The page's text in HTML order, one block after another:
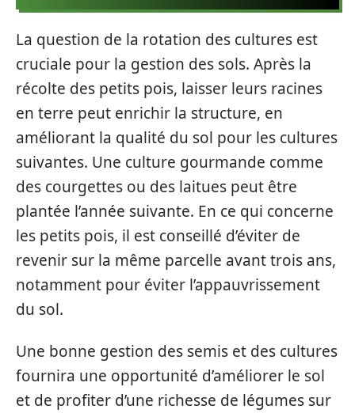
La question de la rotation des cultures est
cruciale pour la gestion des sols. Après la
récolte des petits pois, laisser leurs racines
en terre peut enrichir la structure, en
améliorant la qualité du sol pour les cultures
suivantes. Une culture gourmande comme
des courgettes ou des laitues peut être
plantée l’année suivante. En ce qui concerne
les petits pois, il est conseillé d’éviter de
revenir sur la même parcelle avant trois ans,
notamment pour éviter l’appauvrissement
du sol.
Une bonne gestion des semis et des cultures
fournira une opportunité d’améliorer le sol
et de profiter d’une richesse de légumes sur